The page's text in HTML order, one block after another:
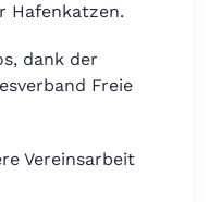
Hafenkatzen.
dank der
Freie
Vereinsarbeit